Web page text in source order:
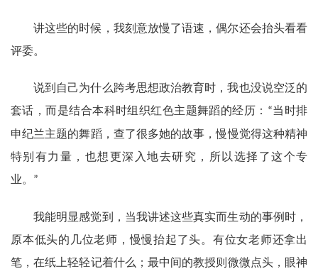
讲这些的时候，我刻意放慢了语速，偶尔还会抬头看看
评委。
说到自己为什么跨考思想政治教育时，我也没说空泛的
套话，而是结合本科时组织红色主题舞蹈的经历： “当时排
申纪兰主题的舞蹈，查了很多她的故事，慢慢觉得这种精神
特别有力量，也想更深入地去研究，所以选择了这个专
业。 ”
我能明显感觉到，当我讲述这些真实而生动的事例时，
原本低头的几位老师，慢慢抬起了头。有位女老师还拿出
笔，在纸上轻轻记着什么；最中间的教授则微微点头，眼神